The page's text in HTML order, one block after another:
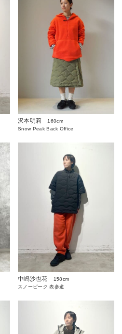
沢本明莉
160cm
Snow Peak Back Office
中嶋沙也花
158cm
スノーピーク 表参道